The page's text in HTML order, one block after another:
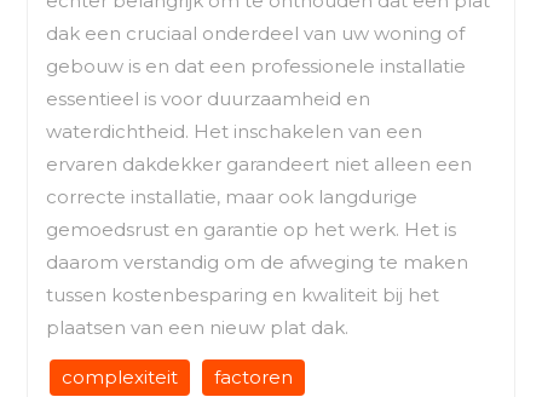
dak een cruciaal onderdeel van uw woning of
gebouw is en dat een professionele installatie
essentieel is voor duurzaamheid en
waterdichtheid. Het inschakelen van een
ervaren dakdekker garandeert niet alleen een
correcte installatie, maar ook langdurige
gemoedsrust en garantie op het werk. Het is
daarom verstandig om de afweging te maken
tussen kostenbesparing en kwaliteit bij het
plaatsen van een nieuw plat dak.
complexiteit
factoren